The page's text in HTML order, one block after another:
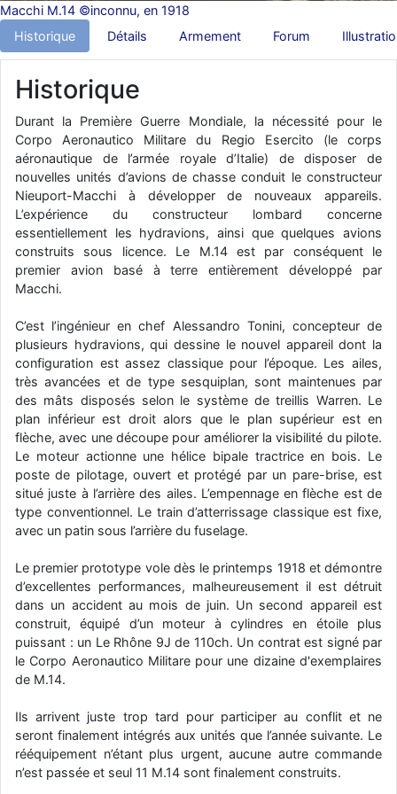
d9pouces : Joyeux Noël à tous !
d9pouces: mais tu peux tenter l'un des rares lycées militaires
d9pouces: C'est plutôt après le lycée, voire après une prépa
scientifique, tu as donc encore un peu de temps devant toi
yaellerigolow: bonjour a tous je suis un élève de première
passionnée par l'aviation militaire , pourrais je savoir que faire après
le lycée pour s'orienter et pouvoir devenir officier de l'armée de l'air?
d9pouces : lesquels, par exemple ?
mahmoud: bonsoir, très instructif ce site .mais nous aimerions avoir
les photo des anciens appareils de l'armée de l'air de la haute -volta
d9pouces : Ça me casse quand même bien les pieds, j’avoue
d9pouces: En espérant n’avoir coupé les accessoires de personne
au passage !
d9pouces : j'ai trouvé un palliatif un peu violent, mais ça devrait aller
un peu mieux
d9pouces: cette fois, c'est le Brésil et Singapour qui mettent le site
par terre
jericho: Ah ben je peux te confirmer que j'étais resté dans le filtre…
d9pouces
: Désolé ! Mon filtrage a été un peu trop violent
manifestement
Macchi M.14 ©inconnu, en 1918
Historique
Détails Armement Forum
Historique
Durant la Première Guerre Mondiale, la nécessité pour le
Corpo Aeronautico Militare du Regio Esercito (le corps
aéronautique de l’armée royale d’Italie) de disposer de
nouvelles unités d’avions de chasse conduit le constructeur
Nieuport-Macchi à développer de nouveaux appareils.
L’expérience du constructeur lombard concerne
essentiellement les hydravions, ainsi que quelques avions
construits sous licence. Le M.14 est par conséquent le
premier avion basé à terre entièrement développé par
Macchi.
C’est l’ingénieur en chef Alessandro Tonini, concepteur de
plusieurs hydravions, qui dessine le nouvel appareil dont la
configuration est assez classique pour l’époque. Les ailes,
très avancées et de type sesquiplan, sont maintenues par
des mâts disposés selon le système de treillis Warren. Le
plan inférieur est droit alors que le plan supérieur est en
flèche, avec une découpe pour améliorer la visibilité du pilote.
Le moteur actionne une hélice bipale tractrice en bois. Le
poste de pilotage, ouvert et protégé par un pare-brise, est
situé juste à l’arrière des ailes. L’empennage en flèche est de
type conventionnel. Le train d’atterrissage classique est fixe,
avec un patin sous l’arrière du fuselage.
Le premier prototype vole dès le printemps 1918 et démontre
d’excellentes performances, malheureusement il est détruit
dans un accident au mois de juin. Un second appareil est
construit, équipé d’un moteur à cylindres en étoile plus
puissant : un Le Rhône 9J de 110ch. Un contrat est signé par
le Corpo Aeronautico Militare pour une dizaine d'exemplaires
de M.14.
Ils arrivent juste trop tard pour participer au conflit et ne
seront finalement intégrés aux unités que l’année suivante. Le
rééquipement n’étant plus urgent, aucune autre commande
n’est passée et seul 11 M.14 sont finalement construits.